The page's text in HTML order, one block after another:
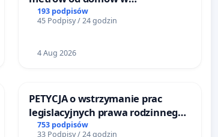
Biernatkach, gm. Wądroże
Wielkie
193 podpisów
45 Podpisy / 24 godzin
4 Aug 2026
PETYCJA o wstrzymanie prac
legislacyjnych prawa rodzinnego
narażających ofiary przemocy
753 podpisów
33 Podpisy / 24 godzin